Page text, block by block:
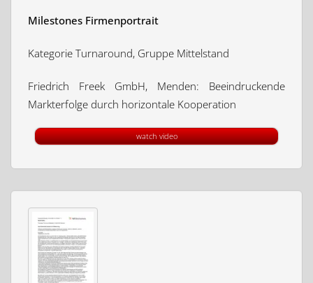
Milestones Firmenportrait
Kategorie Turnaround, Gruppe Mittelstand
Friedrich Freek GmbH, Menden: Beeindruckende
Markterfolge durch horizontale Kooperation
watch video